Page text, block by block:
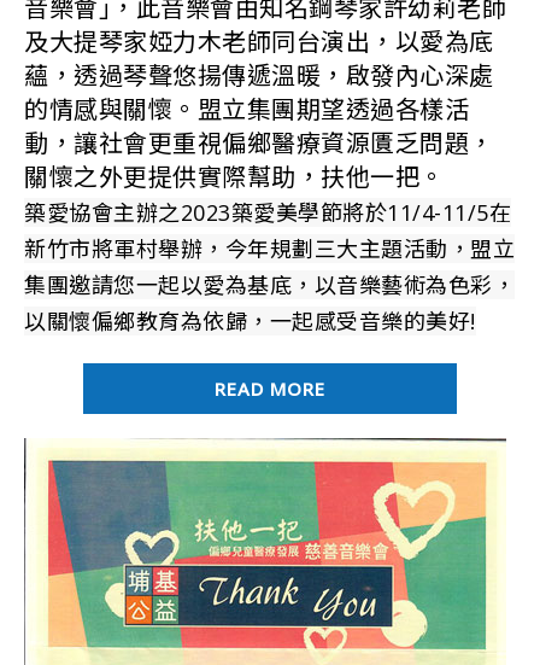
音樂會｣，此音樂會由知名鋼琴家許幼莉老師
及大提琴家婭力木老師同台演出，以愛為底
蘊，透過琴聲悠揚傳遞溫暖，啟發內心深處
的情感與關懷。盟立集團期望透過各樣活
動，讓社會更重視偏鄉醫療資源匱乏問題，
關懷之外更提供實際幫助，扶他一把。
築愛協會主辦之2023築愛美學節將於11/4-11/5在
新竹市將軍村舉辦，今年規劃三大主題活動，盟立
集團邀請您一起以愛為基底，以音樂藝術為色彩，
以關懷偏鄉教育為依歸，一起感受音樂的美好!
READ MORE